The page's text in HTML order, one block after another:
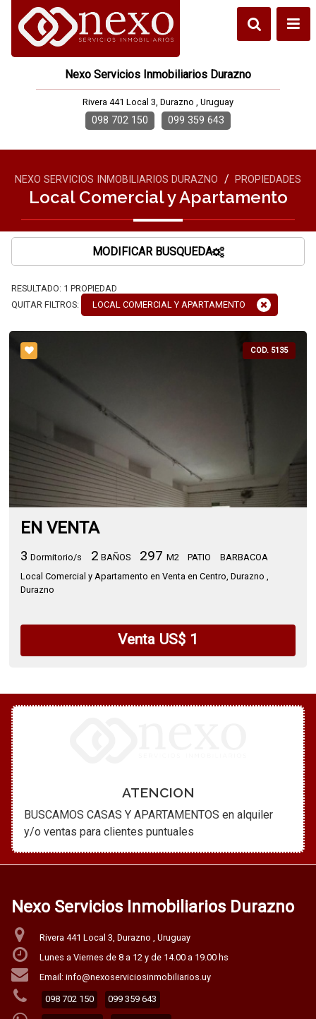
Nexo Servicios Inmobiliarios Durazno
Rivera 441 Local 3, Durazno , Uruguay
098 702 150 099 359 643
NEXO SERVICIOS INMOBILIARIOS DURAZNO / PROPIEDADES
Local Comercial y Apartamento
MODIFICAR BUSQUEDA
RESULTADO: 1 PROPIEDAD
QUITAR FILTROS:
LOCAL COMERCIAL Y APARTAMENTO
COD. 5135
EN VENTA
3 Dormitorio/s 2 BAÑOS 297 M2 PATIO
BARBACOA
Local Comercial y Apartamento en Venta en Centro, Durazno ,
Durazno
Venta US$ 1
ATENCION
BUSCAMOS CASAS Y APARTAMENTOS en alquiler
y/o ventas para clientes puntuales
Nexo Servicios Inmobiliarios Durazno
Rivera 441 Local 3, Durazno , Uruguay
Lunes a Viernes de 8 a 12 y de 14.00 a 19.00 hs
Email: info@nexoserviciosinmobiliarios.uy
098 702 150 099 359 643